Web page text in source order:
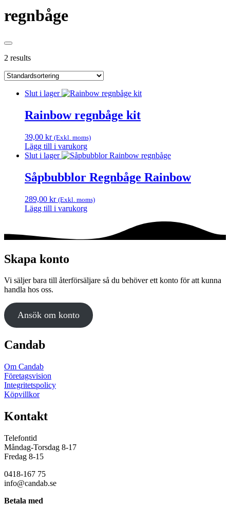
regnbåge
2 results
Slut i lager
Rainbow regnbåge kit
39,00 kr (Exkl. moms)
Lägg till i varukorg
Slut i lager
Såpbubblor Regnbåge Rainbow
289,00 kr (Exkl. moms)
Lägg till i varukorg
Skapa konto
Vi säljer bara till återförsäljare så du behöver ett konto för att kunna
handla hos oss.
Ansök om konto
Candab
Om Candab
Företagsvision
Integritetspolicy
Köpvillkor
Kontakt
Telefontid
Måndag-Torsdag 8-17
Fredag 8-15
0418-167 75
info@candab.se
Betala med